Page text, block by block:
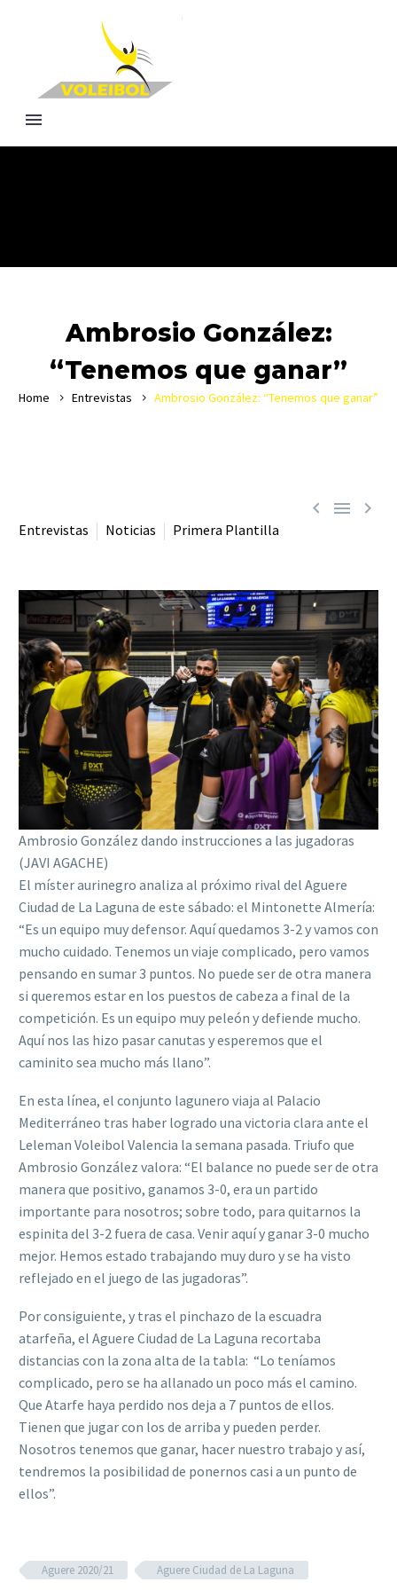
Ambrosio González:
“Tenemos que ganar”
Home Entrevistas Ambrosio González: “Tenemos que ganar”
  
Entrevistas Noticias Primera Plantilla
Ambrosio González dando instrucciones a las jugadoras
(JAVI AGACHE)
El míster aurinegro analiza al próximo rival del Aguere
Ciudad de La Laguna de este sábado: el Mintonette Almería:
“Es un equipo muy defensor. Aquí quedamos 3-2 y vamos con
mucho cuidado. Tenemos un viaje complicado, pero vamos
pensando en sumar 3 puntos. No puede ser de otra manera
si queremos estar en los puestos de cabeza a final de la
competición. Es un equipo muy peleón y defiende mucho.
Aquí nos las hizo pasar canutas y esperemos que el
caminito sea mucho más llano”.
En esta línea, el conjunto lagunero viaja al Palacio
Mediterráneo tras haber logrado una victoria clara ante el
Leleman Voleibol Valencia la semana pasada. Triufo que
Ambrosio González valora: “El balance no puede ser de otra
manera que positivo, ganamos 3-0, era un partido
importante para nosotros; sobre todo, para quitarnos la
espinita del 3-2 fuera de casa. Venir aquí y ganar 3-0 mucho
mejor. Hemos estado trabajando muy duro y se ha visto
reflejado en el juego de las jugadoras”.
Por consiguiente, y tras el pinchazo de la escuadra
atarfeña, el Aguere Ciudad de La Laguna recortaba
distancias con la zona alta de la tabla: “Lo teníamos
complicado, pero se ha allanado un poco más el camino.
Que Atarfe haya perdido nos deja a 7 puntos de ellos.
Tienen que jugar con los de arriba y pueden perder.
Nosotros tenemos que ganar, hacer nuestro trabajo y así,
tendremos la posibilidad de ponernos casi a un punto de
ellos”.
Aguere 2020/21
Aguere Ciudad de La Laguna